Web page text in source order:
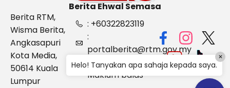
Berita Ehwal Semasa
Berita RTM,
Wisma Berita,
Angkasapuri
Kota Media,
50614 Kuala
Lumpur
: +60322823119
:
portalberita@rtm.gov.my
: Aduan &
Maklum balas
Helo! Tanyakan apa sahaja kepada saya.
×